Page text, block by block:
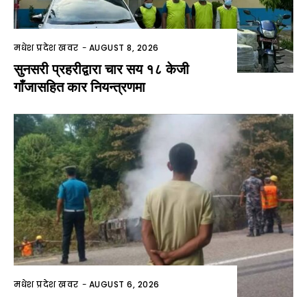
मधेश प्रदेश खवर - AUGUST 8, 2026
सुनसरी प्रहरीद्वारा चार सय १८ केजी
गाँजासहित कार नियन्त्रणमा
मधेश प्रदेश खवर - AUGUST 6, 2026